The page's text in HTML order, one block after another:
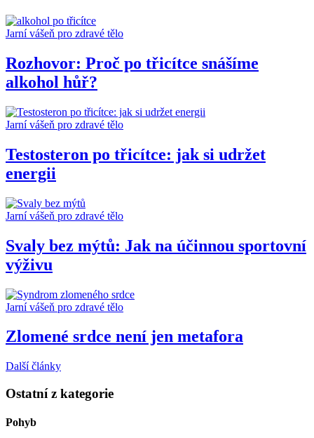
Jarní vášeň pro zdravé tělo
Rozhovor: Proč po třicítce snášíme
alkohol hůř?
Jarní vášeň pro zdravé tělo
Testosteron po třicítce: jak si udržet
energii
Jarní vášeň pro zdravé tělo
Svaly bez mýtů: Jak na účinnou sportovní
výživu
Jarní vášeň pro zdravé tělo
Zlomené srdce není jen metafora
Další články
Ostatní z kategorie
Pohyb